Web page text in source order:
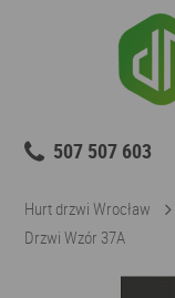
507 507 603
Hurt drzwi Wrocław
Drzwi Wzór 37A